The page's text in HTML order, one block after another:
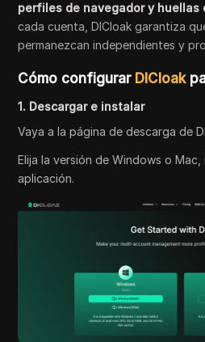
perfiles de navegador y huellas
cada cuenta, DICloak garantiza
permanezcan independientes y
Cómo configurar DICloak
1. Descargar e instalar
Vaya a la página de descarga de
Elija la versión de Windows o
aplicación.